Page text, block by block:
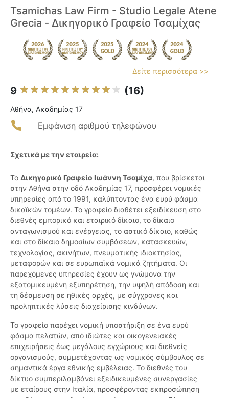
Tsamichas Law Firm - Studio Legale Atene
Grecia - Δικηγορικό Γραφείο Τσαμίχας
Δείτε περισσότερα >>
9 (16)
Αθήνα, Ακαδημίας 17
Εμφάνιση αριθμού τηλεφώνου
Σχετικά με την εταιρεία:
Το Δικηγορικό Γραφείο Ιωάννη Τσαμίχα, που βρίσκεται
στην Αθήνα στην οδό Ακαδημίας 17, προσφέρει νομικές
υπηρεσίες από το 1991, καλύπτοντας ένα ευρύ φάσμα
δικαϊκών τομέων. Το γραφείο διαθέτει εξειδίκευση στο
διεθνές εμπορικό και εταιρικό δίκαιο, το δίκαιο
ανταγωνισμού και ενέργειας, το αστικό δίκαιο, καθώς
και στο δίκαιο δημοσίων συμβάσεων, κατασκευών,
τεχνολογίας, ακινήτων, πνευματικής ιδιοκτησίας,
μεταφορών και σε ευρωπαϊκά νομικά ζητήματα. Οι
παρεχόμενες υπηρεσίες έχουν ως γνώμονα την
εξατομικευμένη εξυπηρέτηση, την υψηλή απόδοση και
τη δέσμευση σε ηθικές αρχές, με σύγχρονες και
προληπτικές λύσεις διαχείρισης κινδύνων.
Το γραφείο παρέχει νομική υποστήριξη σε ένα ευρύ
φάσμα πελατών, από ιδιώτες και οικογενειακές
επιχειρήσεις έως μεγάλους εγχώριους και διεθνείς
οργανισμούς, συμμετέχοντας ως νομικός σύμβουλος σε
σημαντικά έργα εθνικής εμβέλειας. Το διεθνές του
δίκτυο συμπεριλαμβάνει εξειδικευμένες συνεργασίες
με εταίρους στην Ιταλία, προσφέροντας εκπροσώπηση